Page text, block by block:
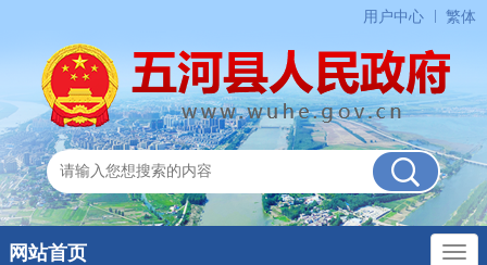
用户中心 繁体
网站首页